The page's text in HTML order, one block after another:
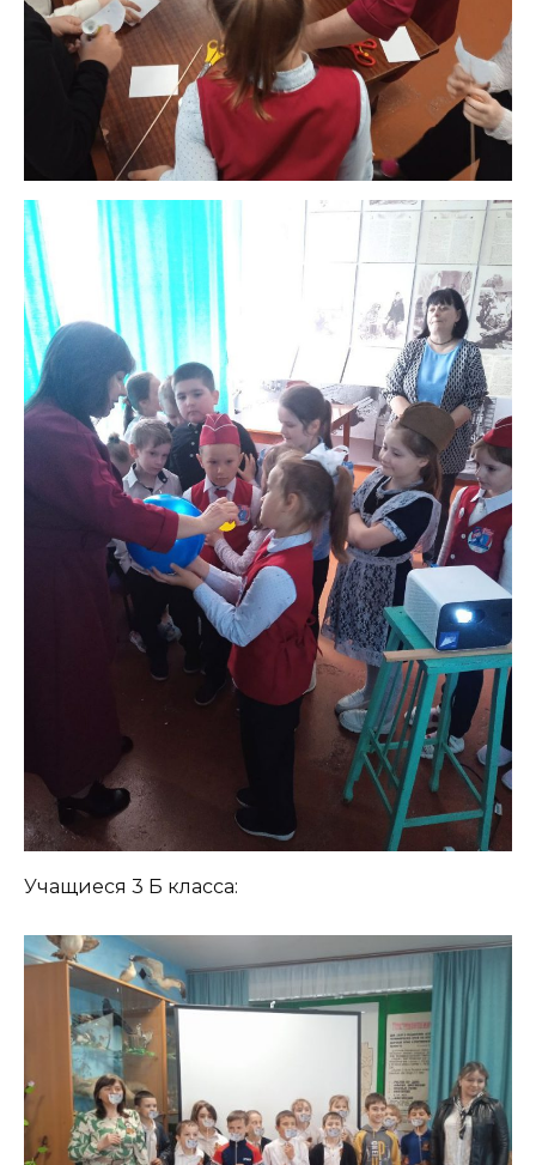
Учащиеся 3 Б класса: